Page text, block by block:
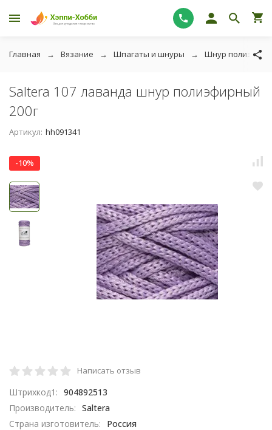
Главная Вязание Шпагаты и шнуры Шнур
Saltera 107 лаванда шнур полиэфирный
200г
Артикул: hh091341
-10%
Написать отзыв
Штрихкод1: 904892513
Производитель: Saltera
Страна изготовитель:
Россия